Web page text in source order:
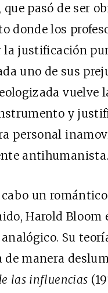
pasó de ser
donde los
la justificación
uno de sus
vuelve
y
personal
un romántico
Harold Bloom
Su
de manera
las influencias